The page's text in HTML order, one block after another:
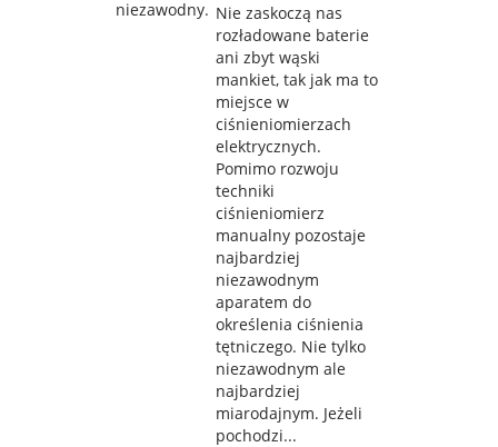
Nie zaskoczą nas
rozładowane baterie
ani zbyt wąski
mankiet, tak jak ma to
miejsce w
ciśnieniomierzach
elektrycznych.
Pomimo rozwoju
techniki
ciśnieniomierz
manualny pozostaje
najbardziej
niezawodnym
aparatem do
określenia ciśnienia
tętniczego. Nie tylko
niezawodnym ale
najbardziej
miarodajnym. Jeżeli
pochodzi...